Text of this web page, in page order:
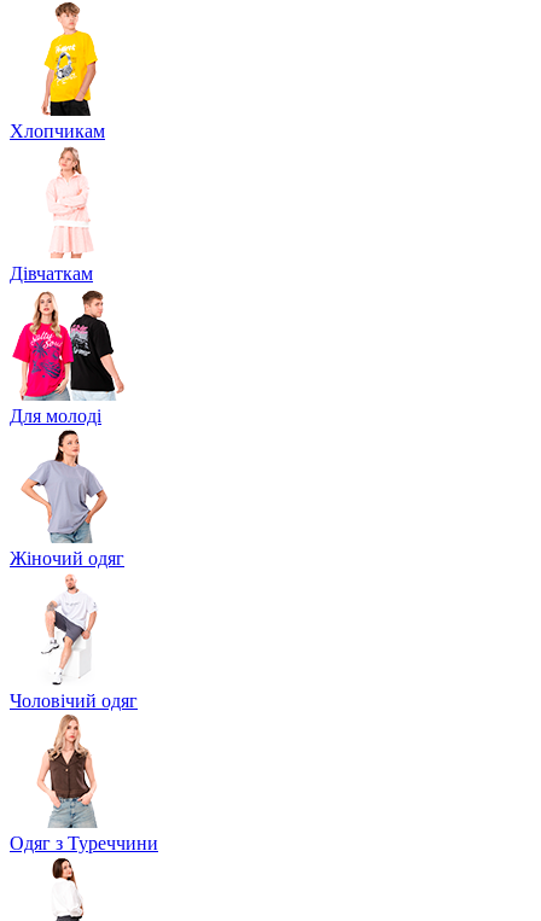
Хлопчикам
Дівчаткам
Для молоді
Жіночий одяг
Чоловічий одяг
Одяг з Туреччини